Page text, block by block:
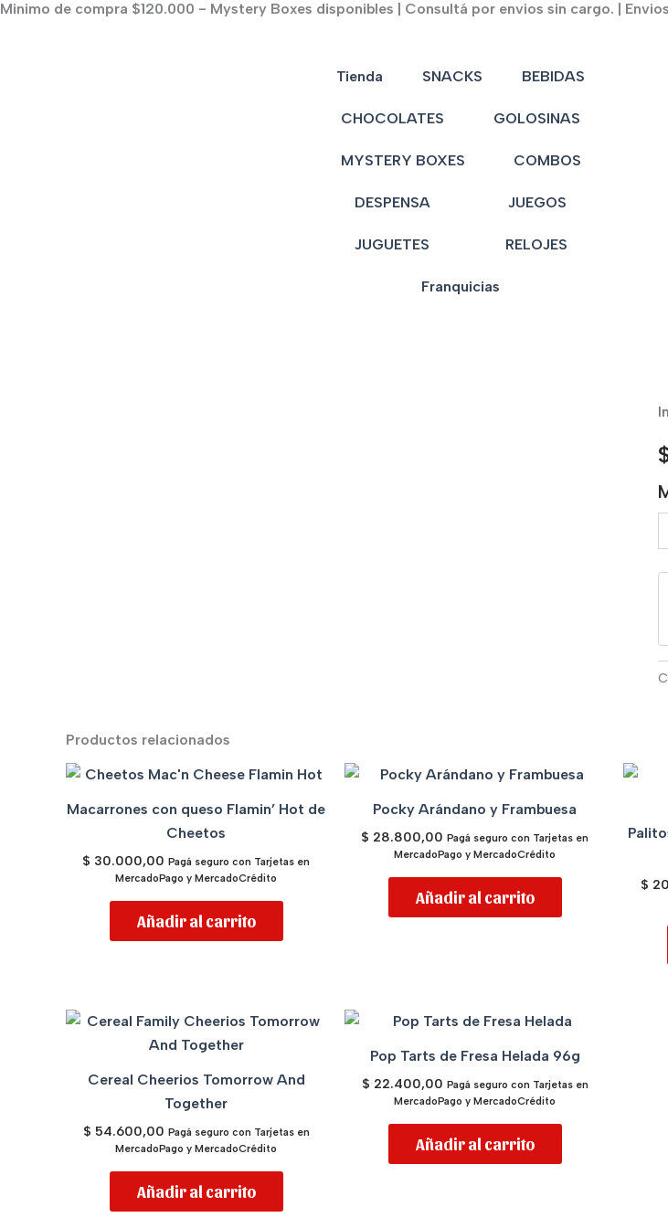
Ir
Minimo de compra $120.000 - Mystery Boxes disponibles | Consultá por envios sin cargo. |
Tienda SNACKS BEBIDAS
CHOCOLATES GOLOSINAS
MYSTERY BOXES COMBOS
DESPENSA JUEGOS
JUGUETES RELOJES
Franquicias
Productos relacionados
Macarrones con queso Flamin’ Hot de
Cheetos
$ 30.000,00 Pagá seguro con Tarjetas en
MercadoPago y MercadoCrédito
Añadir al carrito
Pocky Arándano y Frambuesa
$ 28.800,00 Pagá seguro con Tarjetas en
MercadoPago y MercadoCrédito
Añadir al carrito
$
Cereal Cheerios Tomorrow And
Together
$ 54.600,00 Pagá seguro con Tarjetas en
MercadoPago y MercadoCrédito
Añadir al carrito
Pop Tarts de Fresa Helada 96g
$ 22.400,00 Pagá seguro con Tarjetas en
MercadoPago y MercadoCrédito
Añadir al carrito